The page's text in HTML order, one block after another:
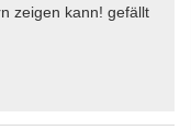
zeigen kann! gefällt